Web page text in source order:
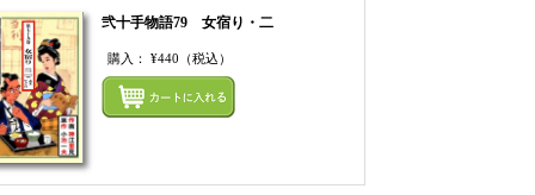
てカートにいれる
弐十手物語79 女宿り・二
購入：¥440 （税込）